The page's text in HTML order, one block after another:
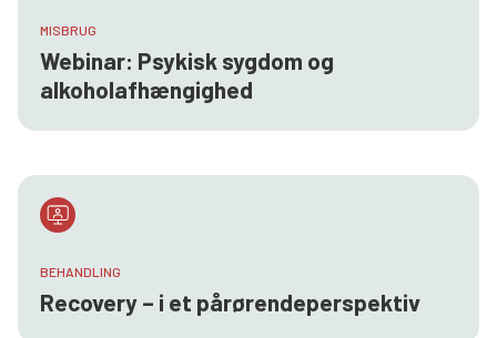
MISBRUG
Webinar: Psykisk sygdom og
alkoholafhængighed
BEHANDLING
Recovery – i et pårørendeperspektiv